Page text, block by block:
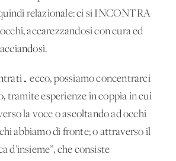
relazionale: ci si INCONTRA
accarezzandosi con cura ed
ecco, possiamo concentrarci
tramite esperienze in coppia in cui
la voce o ascoltando ad occhi
abbiamo di fronte; o attraverso il
d’insieme”, che consiste